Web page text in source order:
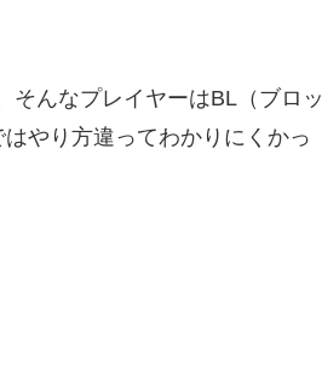
そんなプレイヤーはBL（ブロッ
やり方違ってわかりにくかっ